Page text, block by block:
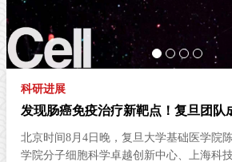
科研进展
发现肠癌免疫治疗新靶点！复旦团队
杂志
北京时间8月4日晚，复旦大学基础医学院
学院分子细胞科学卓越创新中心、上海科